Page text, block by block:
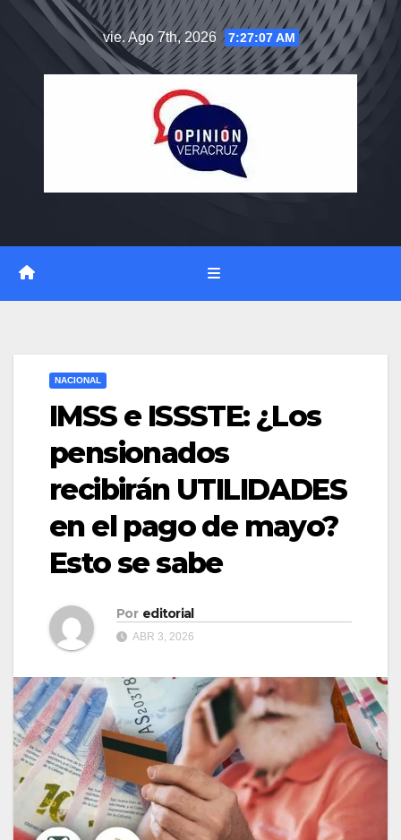
vie. Ago 7th, 2026 7:27:07 AM
NACIONAL
IMSS e ISSSTE: ¿Los
pensionados
recibirán UTILIDADES
en el pago de mayo?
Esto se sabe
Por editorial
ABR 3, 2026